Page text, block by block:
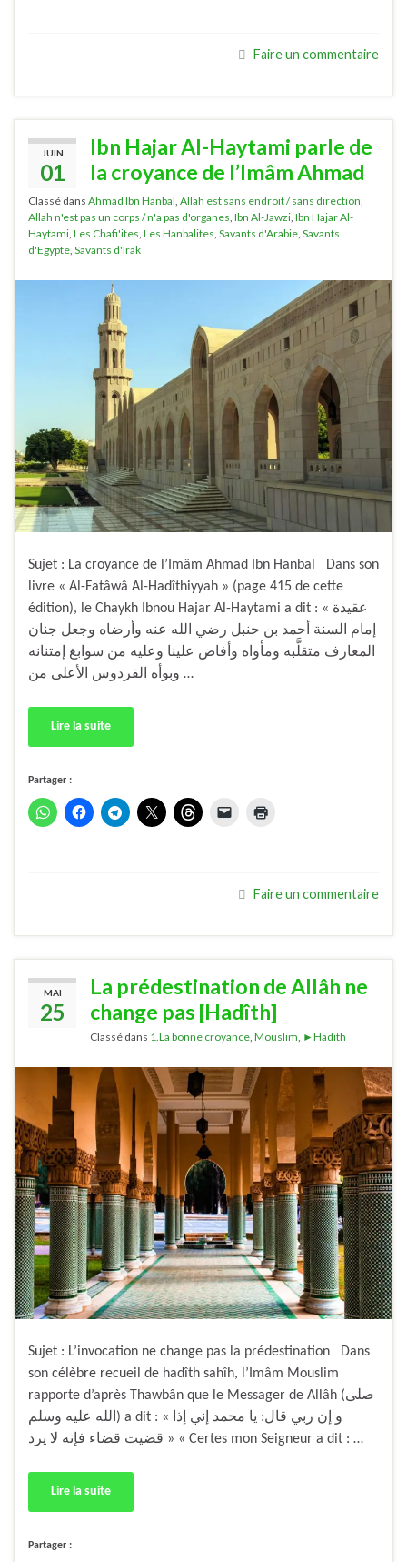
Faire un commentaire
JUIN
01
Ibn Hajar Al-Haytami parle de
la croyance de l’Imâm Ahmad
Classé dans Ahmad Ibn Hanbal Allah est sans endroit / sans direction
Allah n'est pas un corps / n'a pas d'organes Ibn Al-Jawzi Ibn Hajar Al-
Haytami Les Chafi'ites Les Hanbalites Savants d'Arabie Savants
d'Egypte Savants d'Irak
Sujet : La croyance de l’Imâm Ahmad Ibn Hanbal Dans son
livre « Al-Fatâwâ Al-Hadîthiyyah » (page 415 de cette
édition), le Chaykh Ibnou Hajar Al-Haytami a dit : « عقيدة
إمام السنة أحمد بن حنبل رضي الله عنه وأرضاه وجعل جنان
المعارف متقلَّبه ومأواه وأفاض علينا وعليه من سوابغ إمتنانه
وبوأه الفردوس الأعلى من …
Lire la suite
Partager :
Faire un commentaire
MAI
25
La prédestination de Allâh ne
change pas [Hadîth]
Classé dans 1.La bonne croyance Mouslim ►Hadith
Sujet : L’invocation ne change pas la prédestination Dans
son célèbre recueil de hadîth sahîh, l’Imâm Mouslim
rapporte d’après Thawbân que le Messager de Allâh (صلى
الله عليه وسلم) a dit : « و إن ربي قال: يا محمد إني إذا
قضيت قضاء فإنه لا يرد » « Certes mon Seigneur a dit : …
Lire la suite
Partager :